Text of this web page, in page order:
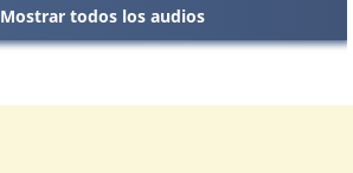
Mostrar todos los audios